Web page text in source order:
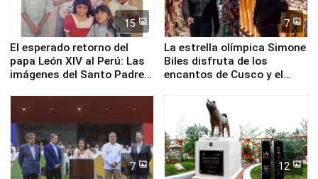
15
El esperado retorno del
papa León XIV al Perú: Las
imágenes del Santo Padre
7
La estrella olímpica Simone
Biles disfruta de los
encantos de Cusco y el
7 12